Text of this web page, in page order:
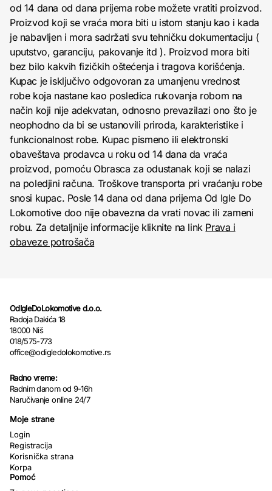
od 14 dana od dana prijema robe možete vratiti proizvod.
Proizvod koji se vraća mora biti u istom stanju kao i kada
je nabavljen i mora sadržati svu tehničku dokumentaciju (
uputstvo, garanciju, pakovanje itd ). Proizvod mora biti
bez bilo kakvih fizičkih oštećenja i tragova korišćenja.
Kupac je isključivo odgovoran za umanjenu vrednost
robe koja nastane kao posledica rukovanja robom na
način koji nije adekvatan, odnosno prevazilazi ono što je
neophodno da bi se ustanovili priroda, karakteristike i
funkcionalnost robe. Kupac pismeno ili elektronski
obaveštava prodavca u roku od 14 dana da vraća
proizvod, pomoću Obrasca za odustanak koji se nalazi
na poledjini računa. Troškove transporta pri vraćanju robe
snosi kupac. Posle 14 dana od dana prijema Od Igle Do
Lokomotive doo nije obavezna da vrati novac ili zameni
robu. Za detaljnije informacije kliknite na link Prava i
obaveze potrošača
OdIgleDoLokomotive d.o.o.
Radoja Dakića 18
18000 Niš
018/575-773
office@odigledolokomotive.rs
Radno vreme:
Radnim danom od 9-16h
Naručivanje online 24/7
Moje strane
Login
Registracija
Korisnička strana
Korpa
Pomoć